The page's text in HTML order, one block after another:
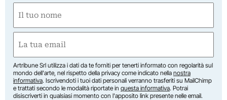
(Required)
First
(Required)
Artribune Srl utilizza i dati da te forniti per tenerti informato con regolarità sul
mondo dell'arte, nel rispetto della privacy come indicato nella nostra
informativa. Iscrivendoti i tuoi dati personali verranno trasferiti su MailChimp
e trattati secondo le modalità riportate in questa informativa. Potrai
disiscriverti in qualsiasi momento con l'apposito link presente nelle email.